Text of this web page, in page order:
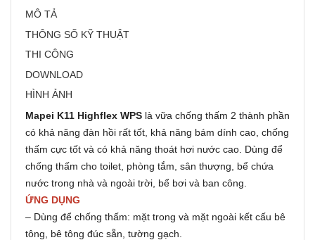
MÔ TẢ
THÔNG SỐ KỸ THUẬT
THI CÔNG
DOWNLOAD
HÌNH ẢNH
Mapei K11 Highflex WPS là vữa chống thấm 2 thành phần
có khả năng đàn hồi rất tốt, khả năng bám dính cao, chống
thấm cực tốt và có khả năng thoát hơi nước cao. Dùng để
chống thấm cho toilet, phòng tắm, sân thượng, bể chứa
nước trong nhà và ngoài trời, bể bơi và ban công.
ỨNG DỤNG
– Dùng để chống thấm: mặt trong và mặt ngoài kết cấu bê
tông, bê tông đúc sẵn, tường gạch.